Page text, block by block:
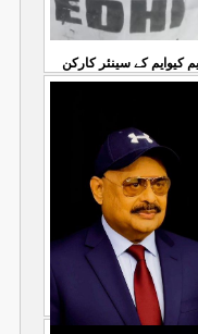
ایم کیوایم کے سینئر کارکن
شہادت پر متحدہ قومی